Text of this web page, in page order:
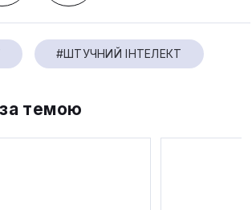
#ШТУЧНИЙ ІНТЕЛЕКТ
темою